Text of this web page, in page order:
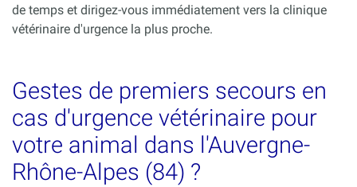
de temps et dirigez-vous immédiatement vers la clinique
vétérinaire d'urgence la plus proche.
Gestes de premiers secours en
cas d'urgence vétérinaire pour
votre animal dans l'Auvergne-
Rhône-Alpes (84) ?